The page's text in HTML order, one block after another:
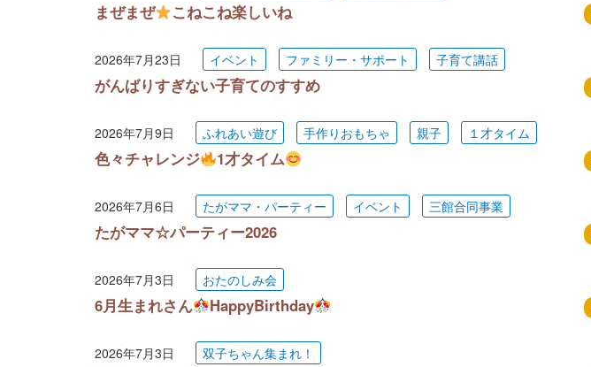
まぜまぜ こねこね楽しいね
2026年7月23日 イベント ファミリー・サポート 子育て講話
がんばりすぎない子育てのすすめ
2026年7月9日 ふれあい遊び 手作りおもちゃ 親子 １才タイム
色々チャレンジ 1才タイム
2026年7月6日 たがママ・パーティー イベント 三館合同事業
たがママ☆パーティー2026
2026年7月3日 おたのしみ会
6月生まれさん HappyBirthday
2026年7月3日 双子ちゃん集まれ！